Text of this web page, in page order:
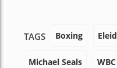
TAGS Boxing
Michael Seals WBC